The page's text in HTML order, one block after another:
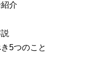
介
5つのこと